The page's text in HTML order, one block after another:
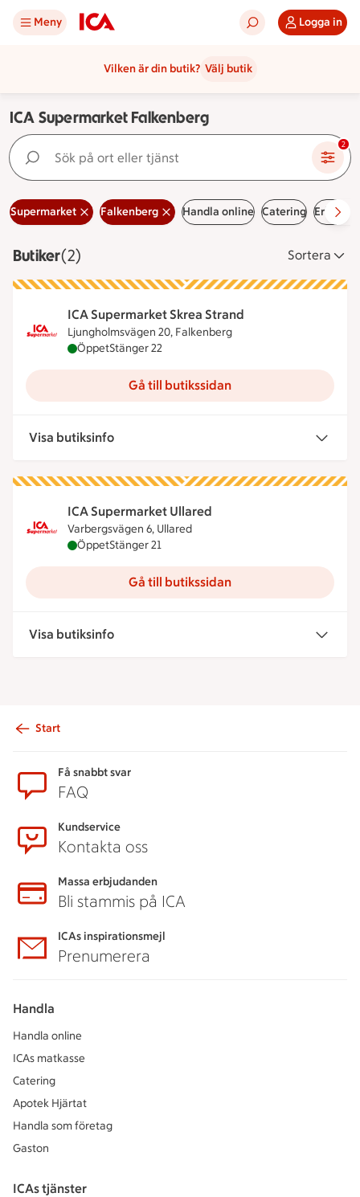
Meny Logga in
Vilken är din butik? Välj butik
ICA Supermarket Falkenberg
Sök på ort eller tjänst 2
Supermarket Falkenberg Handla online Catering
ButikerVisar 2 stycken
(2) Sortera
ICA Supermarket Skrea Strand
Ljungholmsvägen 20, Falkenberg
ICA Supermarket Skrea Strand är öppen nu,
ÖppetStänger 22
Gå till butikssidan
Visa butiksinfo
ICA Supermarket Ullared
Varbergsvägen 6, Ullared
ICA Supermarket Ullared är öppen nu, stänger
ÖppetStänger 21
Gå till butikssidan
Visa butiksinfo
Start
Få snabbt svar
FAQ
Kundservice
Kontakta oss
Massa erbjudanden
Bli stammis på ICA
ICAs inspirationsmejl
Prenumerera
Handla
Handla online
ICAs matkasse
Catering
Apotek Hjärtat
Handla som företag
Gaston
ICAs tjänster